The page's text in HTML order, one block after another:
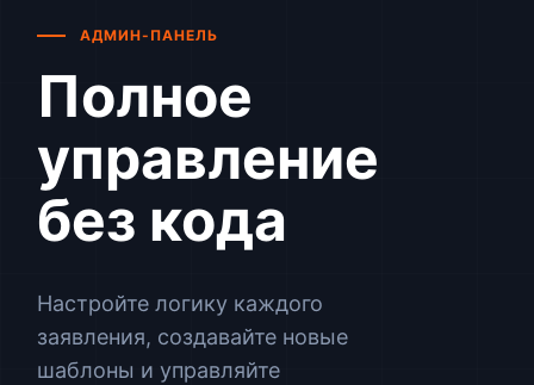
АДМИН-ПАНЕЛЬ
Полное
управление
без кода
Настройте логику каждого
заявления, создавайте новые
шаблоны и управляйте